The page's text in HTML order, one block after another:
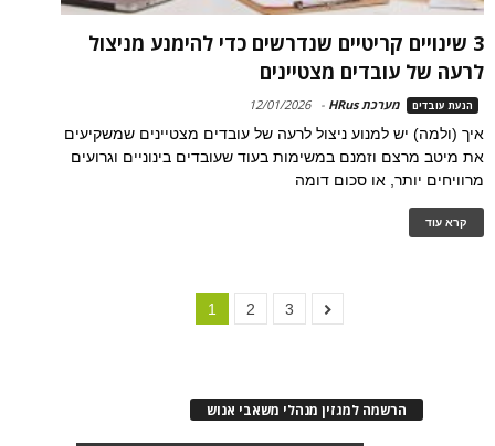
3 שינויים קריטיים שנדרשים כדי להימנע מניצול
לרעה של עובדים מצטיינים
הנעת עובדים מערכת HRus -
12/01/2026
איך (ולמה) יש למנוע ניצול לרעה של עובדים מצטיינים שמשקיעים
את מיטב מרצם וזמנם במשימות בעוד שעובדים בינוניים וגרועים
מרוויחים יותר, או סכום דומה
קרא עוד
1 2 3
הרשמה למגזין מנהלי משאבי אנוש